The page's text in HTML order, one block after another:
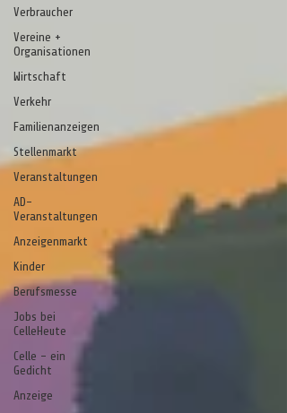
Verbraucher
Vereine +
Organisationen
Wirtschaft
Verkehr
Familienanzeigen
Stellenmarkt
Veranstaltungen
AD-
Veranstaltungen
Anzeigenmarkt
Kinder
Berufsmesse
Jobs bei
CelleHeute
Celle - ein
Gedicht
Anzeige